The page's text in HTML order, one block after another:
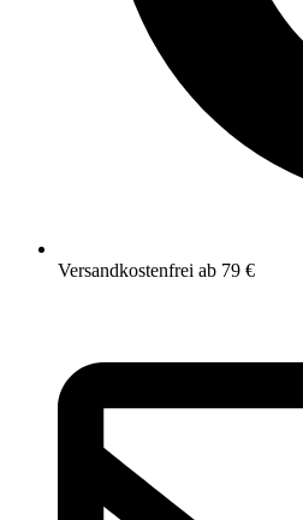
Versandkostenfrei ab 79 €